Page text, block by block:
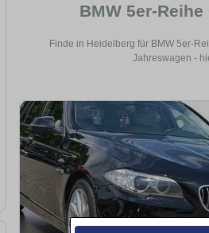
BMW 5er-
Finde in Heidelberg für BMW 5er-
Jahreswagen -